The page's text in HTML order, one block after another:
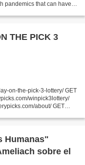
pandemics that can have a
THE PICK 3
on-the-pick-3-lottery/ GET
winpick3lottery/
about/ GET
Humanas"
sobre el